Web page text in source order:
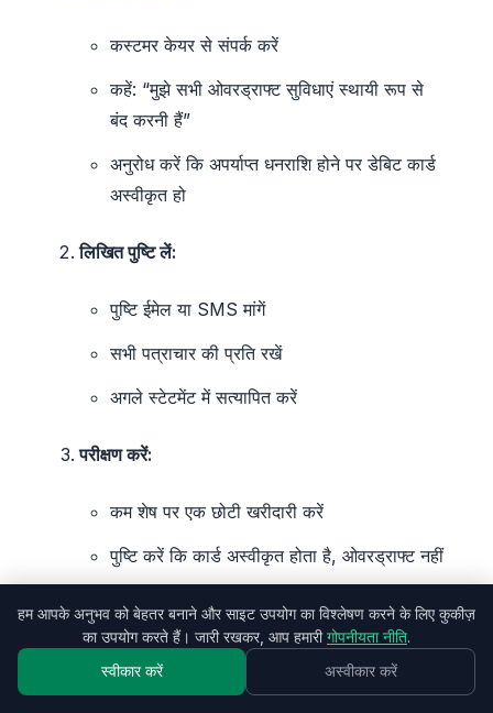
कस्टमर केयर से संपर्क करें
कहें: “मुझे सभी ओवरड्राफ्ट सुविधाएं स्थायी रूप से
बंद करनी हैं”
अनुरोध करें कि अपर्याप्त धनराशि होने पर डेबिट कार्ड
अस्वीकृत हो
लिखित पुष्टि लें:
पुष्टि ईमेल या SMS मांगें
सभी पत्राचार की प्रति रखें
अगले स्टेटमेंट में सत्यापित करें
परीक्षण करें:
कम शेष पर एक छोटी खरीदारी करें
पुष्टि करें कि कार्ड अस्वीकृत होता है, ओवरड्राफ्ट नहीं
महत्वपूर्ण बिंदु
RBI के दिशा-निर्देशों के अनुसार, आप ओवरड्राफ्ट से बाहर
हम आपके अनुभव को बेहतर बनाने और साइट उपयोग का विश्लेषण करने के लिए कुकीज़
का उपयोग करते हैं। जारी रखकर, आप हमारीगोपनीयता नीति.
स्वीकार करें अस्वीकार करें